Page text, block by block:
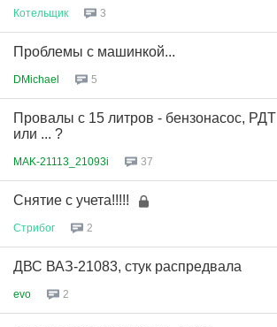
Котельщик 3
Проблемы с машинкой...
DMichael 5
Провалы с 15 литров - бензонасос, РДТ
или ... ?
MAK-21113_21093i 37
Снятие с учета!!!!!
Стрибог 2
ДВС ВАЗ-21083, стук распредвала
evo 2